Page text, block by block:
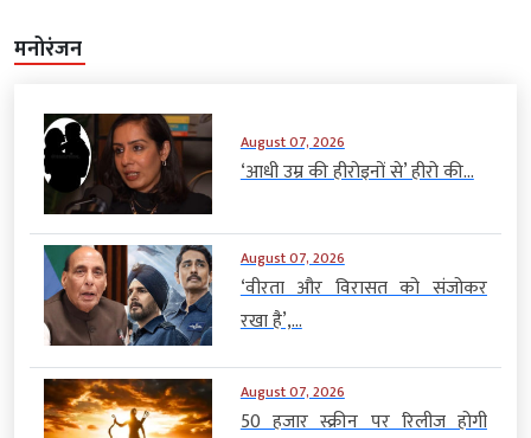
मनोरंजन
August 07, 2026
‘आधी उम्र की हीरोइनों से’ हीरो की...
August 07, 2026
‘वीरता और विरासत को संजोकर
रखा है’,...
August 07, 2026
50 हजार स्क्रीन पर रिलीज होगी